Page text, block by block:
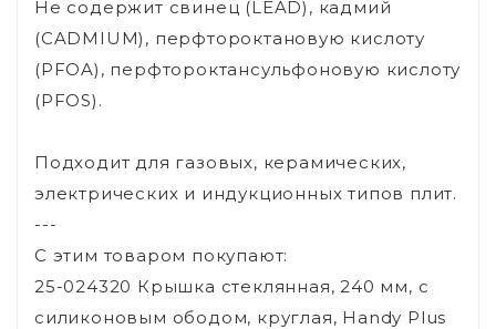
Не содержит свинец (LEAD), кадмий
(CADMIUM), перфтороктановую кислоту
(PFOA), перфтороктансульфоновую кислоту
(PFOS).
Подходит для газовых, керамических,
электрических и индукционных типов плит.
---
С этим товаром покупают:
25-024320 Крышка стеклянная, 240 мм, с
силиконовым ободом, круглая, Handy Plus